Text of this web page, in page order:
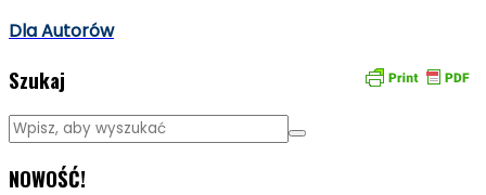
Dla Autorów
Szukaj
NOWOŚĆ!